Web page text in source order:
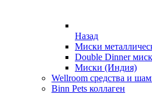
Назад
Миски
Double Dinner
Миски (Индия)
Wellroom средства и
Binn Pets коллаген